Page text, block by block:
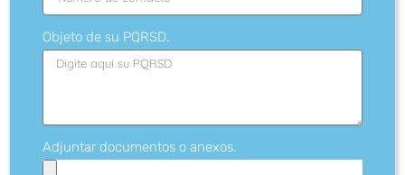
Objeto de su PQRSD.
Adjuntar documentos o anexos.